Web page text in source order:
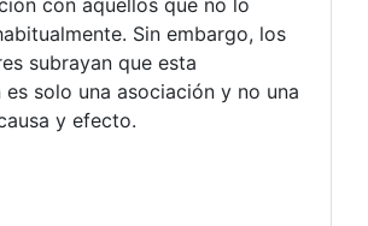
Sin embargo, los
subrayan que esta
solo una asociación y no una
y efecto.